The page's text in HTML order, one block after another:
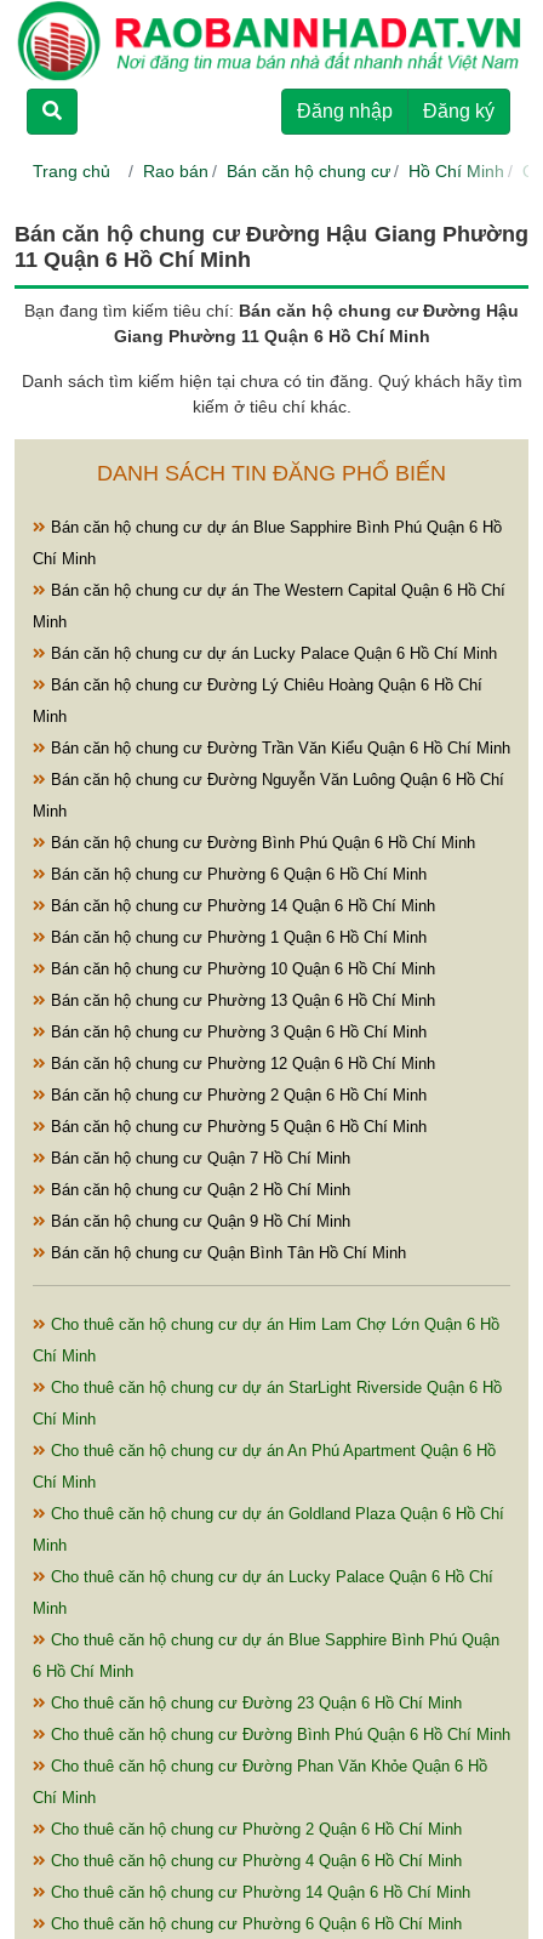
Đăng nhập Đăng ký
Trang chủ Rao bán Bán căn hộ chung cư Hồ Chí Minh
Bán căn hộ chung cư Đường Hậu Giang Phường
11 Quận 6 Hồ Chí Minh
Bạn đang tìm kiếm tiêu chí: Bán căn hộ chung cư Đường Hậu
Giang Phường 11 Quận 6 Hồ Chí Minh
Danh sách tìm kiếm hiện tại chưa có tin đăng. Quý khách hãy tìm
kiếm ở tiêu chí khác.
DANH SÁCH TIN ĐĂNG PHỔ BIẾN
Bán căn hộ chung cư dự án Blue Sapphire Bình Phú Quận 6 Hồ
Chí Minh
Bán căn hộ chung cư dự án The Western Capital Quận 6 Hồ Chí
Minh
Bán căn hộ chung cư dự án Lucky Palace Quận 6 Hồ Chí Minh
Bán căn hộ chung cư Đường Lý Chiêu Hoàng Quận 6 Hồ Chí
Minh
Bán căn hộ chung cư Đường Trần Văn Kiểu Quận 6 Hồ Chí Minh
Bán căn hộ chung cư Đường Nguyễn Văn Luông Quận 6 Hồ Chí
Minh
Bán căn hộ chung cư Đường Bình Phú Quận 6 Hồ Chí Minh
Bán căn hộ chung cư Phường 6 Quận 6 Hồ Chí Minh
Bán căn hộ chung cư Phường 14 Quận 6 Hồ Chí Minh
Bán căn hộ chung cư Phường 1 Quận 6 Hồ Chí Minh
Bán căn hộ chung cư Phường 10 Quận 6 Hồ Chí Minh
Bán căn hộ chung cư Phường 13 Quận 6 Hồ Chí Minh
Bán căn hộ chung cư Phường 3 Quận 6 Hồ Chí Minh
Bán căn hộ chung cư Phường 12 Quận 6 Hồ Chí Minh
Bán căn hộ chung cư Phường 2 Quận 6 Hồ Chí Minh
Bán căn hộ chung cư Phường 5 Quận 6 Hồ Chí Minh
Bán căn hộ chung cư Quận 7 Hồ Chí Minh
Bán căn hộ chung cư Quận 2 Hồ Chí Minh
Bán căn hộ chung cư Quận 9 Hồ Chí Minh
Bán căn hộ chung cư Quận Bình Tân Hồ Chí Minh
Cho thuê căn hộ chung cư dự án Him Lam Chợ Lớn Quận 6 Hồ
Chí Minh
Cho thuê căn hộ chung cư dự án StarLight Riverside Quận 6 Hồ
Chí Minh
Cho thuê căn hộ chung cư dự án An Phú Apartment Quận 6 Hồ
Chí Minh
Cho thuê căn hộ chung cư dự án Goldland Plaza Quận 6 Hồ Chí
Minh
Cho thuê căn hộ chung cư dự án Lucky Palace Quận 6 Hồ Chí
Minh
Cho thuê căn hộ chung cư dự án Blue Sapphire Bình Phú Quận
6 Hồ Chí Minh
Cho thuê căn hộ chung cư Đường 23 Quận 6 Hồ Chí Minh
Cho thuê căn hộ chung cư Đường Bình Phú Quận 6 Hồ Chí Minh
Cho thuê căn hộ chung cư Đường Phan Văn Khỏe Quận 6 Hồ
Chí Minh
Cho thuê căn hộ chung cư Phường 2 Quận 6 Hồ Chí Minh
Cho thuê căn hộ chung cư Phường 4 Quận 6 Hồ Chí Minh
Cho thuê căn hộ chung cư Phường 14 Quận 6 Hồ Chí Minh
Cho thuê căn hộ chung cư Phường 6 Quận 6 Hồ Chí Minh
TRANG CHỦ
CHO THUÊ
LIÊN HỆ